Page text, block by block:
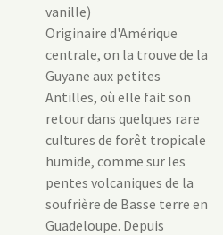
vanille)
Originaire d'Amérique
centrale, on la trouve de la
Guyane aux petites
Antilles, où elle fait son
retour dans quelques rare
cultures de forêt tropicale
humide, comme sur les
pentes volcaniques de la
soufrière de Basse terre en
Guadeloupe. Depuis